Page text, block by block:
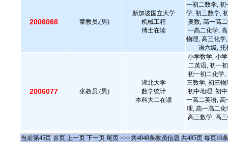
2006068 童教员.(男)
新加坡国立大学
机械工程
博士在读
一初二数学, 初
学, 初三数学,
奥数, 高一高
一高二化学,
物理, 高三化学
语六级, 托
2006077 张教员.(男)
湖北大学
数学统计
本科大二在读
小学数学, 小
二英语, 初一
初一初二化学,
三数学, 初三
初中地理, 初
一高二英语, 高
理, 高一高二
高三数学, 高
当前第45页 首页 上一页 下一页 尾页 >>>共4848条教员信息 共485页 每页10